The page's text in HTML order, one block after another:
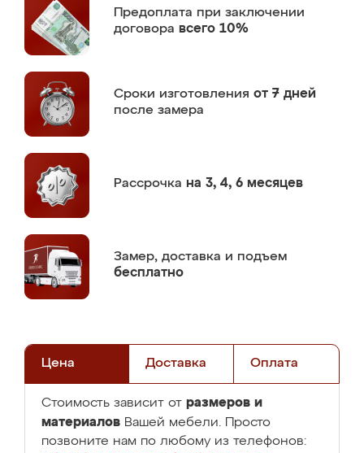
Предоплата при заключении
договора всего 10%
Сроки изготовления от 7 дней
после замера
Рассрочка на 3, 4, 6 месяцев
Замер, доставка и подъем
бесплатно
Цена Доставка Оплата
Стоимость зависит от размеров и
материалов Вашей мебели. Просто
позвоните нам по любому из телефонов: